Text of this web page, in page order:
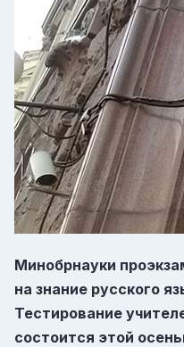
Минобрнауки
на знание русского
Тестирование
состоится этой